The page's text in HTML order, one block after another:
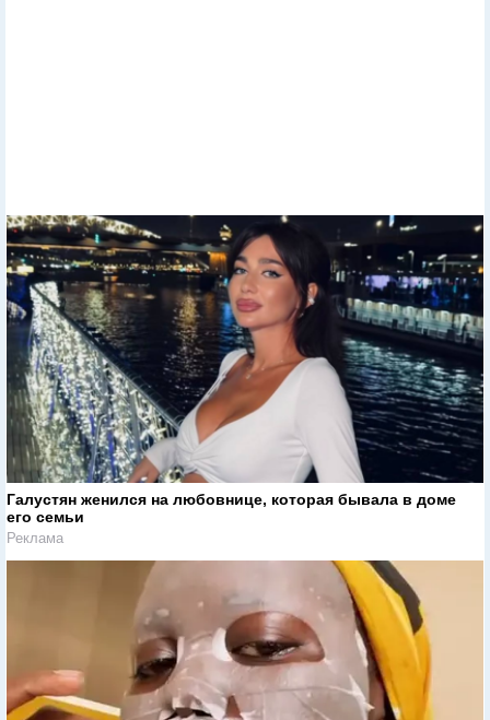
Галустян женился на любовнице, которая бывала в доме
его семьи
Реклама